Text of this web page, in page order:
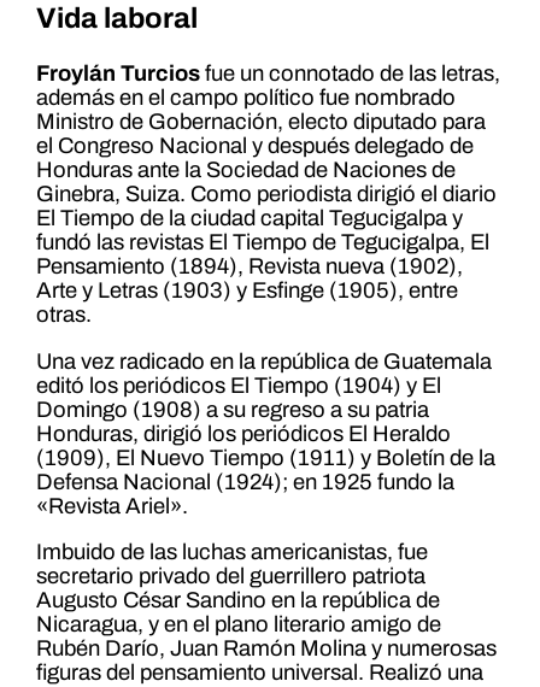
Vida laboral
Froylán Turciosfue un connotado de las letras,
además en el campo político fue nombrado
Ministro de Gobernación, electo diputado para
el Congreso Nacional y después delegado de
Honduras ante la Sociedad de Naciones de
Ginebra, Suiza. Como periodista dirigió el diario
El Tiempo de la ciudad capital Tegucigalpa y
fundó las revistas El Tiempo de Tegucigalpa, El
Pensamiento (1894), Revista nueva (1902),
Arte y Letras (1903) y Esfinge (1905), entre
otras.
Una vez radicado en la república de Guatemala
editó los periódicos El Tiempo (1904) y El
Domingo (1908) a su regreso a su patria
Honduras, dirigió los periódicos El Heraldo
(1909), El Nuevo Tiempo (1911) y Boletín de la
Defensa Nacional (1924); en 1925 fundo la
«Revista Ariel».
Imbuido de las luchas americanistas, fue
secretario privado del guerrillero patriota
Augusto César Sandino en la república de
Nicaragua, y en el plano literario amigo de
Rubén Darío, Juan Ramón Molina y numerosas
figuras del pensamiento universal. Realizó una